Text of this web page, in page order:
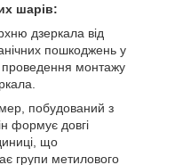
шарів:
дзеркала від
пошкоджень у
проведення монтажу
побудований з
формує довгі
що
групи метилового